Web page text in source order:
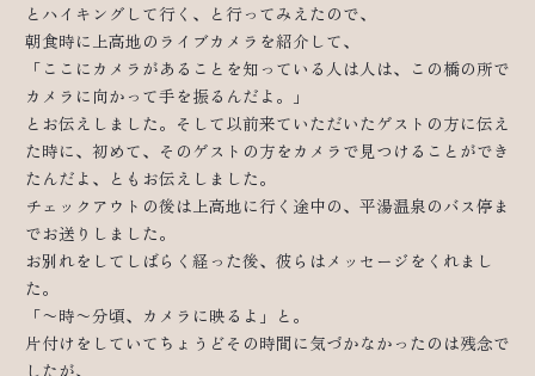
とハイキングして行く、と行ってみえたので、
朝食時に上高地のライブカメラを紹介して、
「ここにカメラがあることを知っている人は人は、この橋の所で
カメラに向かって手を振るんだよ。」
とお伝えしました。そして以前来ていただいたゲストの方に伝え
た時に、初めて、そのゲストの方をカメラで見つけることができ
たんだよ、ともお伝えしました。
チェックアウトの後は上高地に行く途中の、平湯温泉のバス停ま
でお送りしました。
お別れをしてしばらく経った後、彼らはメッセージをくれまし
た。
「〜時〜分頃、カメラに映るよ」と。
片付けをしていてちょうどその時間に気づかなかったのは残念で
したが、